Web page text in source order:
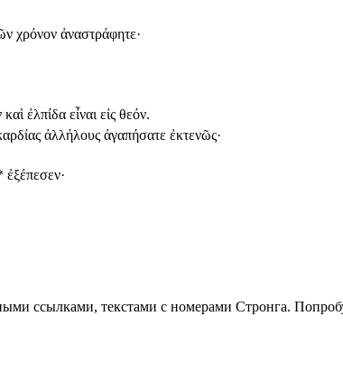
χρόνον ἀναστράφητε·
ἐλπίδα εἶναι εἰς θεόν.
ἀλλήλους ἀγαπήσατε ἐκτενῶς·
ἐξέπεσεν·
ссылками, текстами с номерами Стронга.